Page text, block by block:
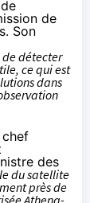
de
Son
de détecter
ce qui est
dans
chef
des
du satellite
près de